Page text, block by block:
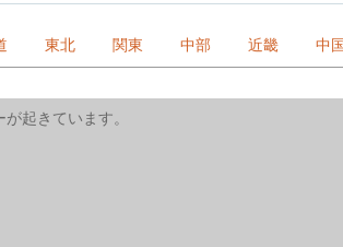
東北 関東 中部 近畿 中